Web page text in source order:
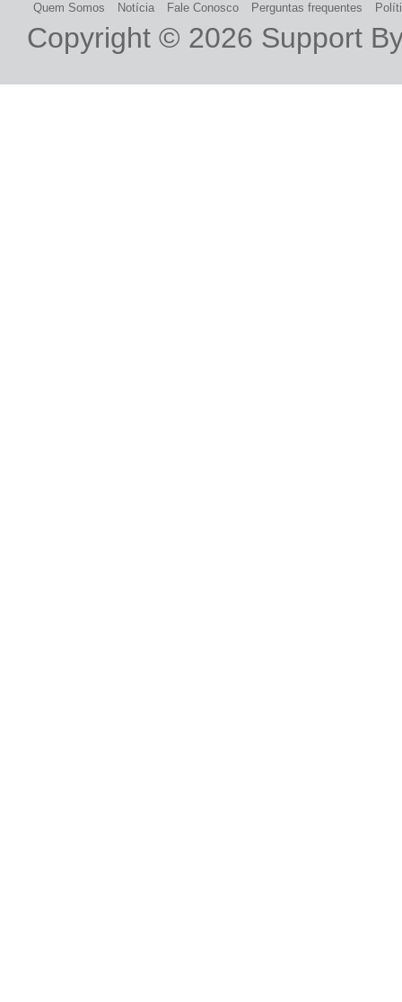
Quem Somos Notícia Fale Conosco Perguntas frequentes
Copyright © 2026 Support